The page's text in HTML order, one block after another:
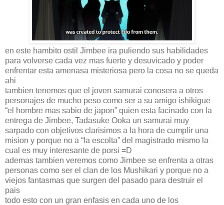
en este hambito ostil Jimbee ira puliendo sus habilidades
para volverse cada vez mas fuerte y desuvicado y poder
enfrentar esta amenasa misteriosa pero la cosa no se queda
ahi
tambien tenemos que el joven samurai conosera a otros
personajes de mucho peso como ser a su amigo ishikigue
“el hombre mas sabio de japon” quien esta facinado con la
entrega de Jimbee, Tadasuke Ooka un samurai muy
sarpado con objetivos clarisimos a la hora de cumplir una
mision y porque no a “la escolta” del magistrado mismo la
cual es muy interesante de porsi =D
ademas tambien veremos como Jimbee se enfrenta a otras
personas como ser el clan de los Mushikari y porque no a
viejos fantasmas que surgen del pasado para destruir el
pais
todo esto con un gran enfasis en cada uno de los